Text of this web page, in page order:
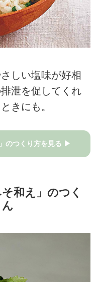
しい塩味が好相
泄を促してくれ
きにも。
のつくり方を見る ▶
和え」のつく